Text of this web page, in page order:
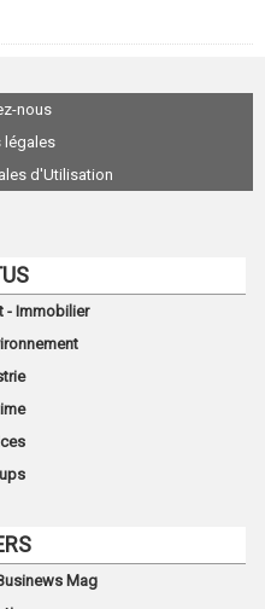
nous
légales
d'Utilisation
- Immobilier
Mag